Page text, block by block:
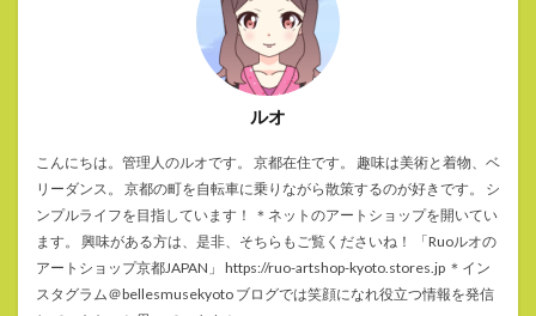
ルオ
こんにちは。管理人のルオです。 京都在住です。 趣味は美術と着物、ベ
リーダンス。 京都の町を自転車に乗りながら散策するのが好きです。 シ
ンプルライフを目指しています！ ＊ネットのアートショップを開いてい
ます。 興味がある方は、是非、そちらもご覧くださいね！ 「Ruoルオの
アートショップ京都JAPAN」 https://ruo-artshop-kyoto.stores.jp ＊イン
スタグラム＠bellesmusekyoto ブログでは笑顔になれ役立つ情報を発信